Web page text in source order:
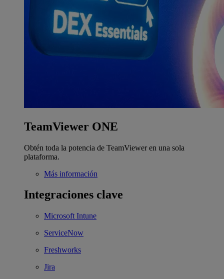
TeamViewer ONE
Obtén toda la potencia de TeamViewer en una sola
plataforma.
Más información
Integraciones clave
Microsoft Intune
ServiceNow
Freshworks
Jira